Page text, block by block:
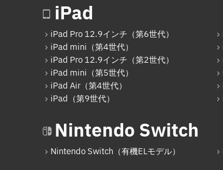
iPad
iPad Pro 12.9インチ（第6世代）
iPad mini（第4世代）
iPad Pro 12.9インチ（第2世代）
iPad mini（第5世代）
iPad Air（第4世代）
iPad（第9世代）
Nintendo Switch
Nintendo Switch（有機ELモデル）